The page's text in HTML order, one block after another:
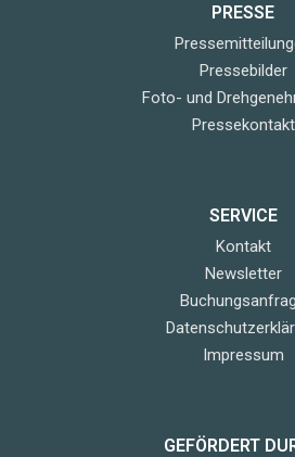
PRESSE
Pressebilder
Foto- und
Pressekontakt
SERVICE
Kontakt
Newsletter
Impressum
GEFÖRDERT